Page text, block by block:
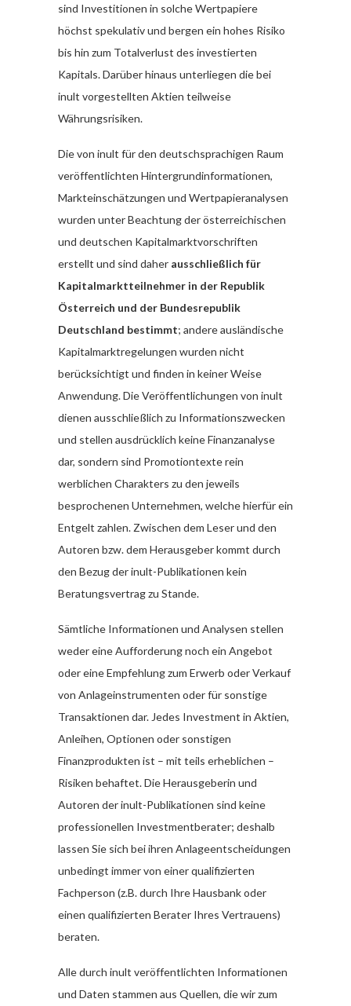
sind Investitionen in solche Wertpapiere
höchst spekulativ und bergen ein hohes Risiko
bis hin zum Totalverlust des investierten
Kapitals. Darüber hinaus unterliegen die bei
inult vorgestellten Aktien teilweise
Währungsrisiken.
Die von inult für den deutschsprachigen Raum
veröffentlichten Hintergrundinformationen,
Markteinschätzungen und Wertpapieranalysen
wurden unter Beachtung der österreichischen
und deutschen Kapitalmarktvorschriften
erstellt und sind daher ausschließlich für
Kapitalmarktteilnehmer in der Republik
Österreich und der Bundesrepublik
Deutschland bestimmt; andere ausländische
Kapitalmarktregelungen wurden nicht
berücksichtigt und finden in keiner Weise
Anwendung. Die Veröffentlichungen von inult
dienen ausschließlich zu Informationszwecken
und stellen ausdrücklich keine Finanzanalyse
dar, sondern sind Promotiontexte rein
werblichen Charakters zu den jeweils
besprochenen Unternehmen, welche hierfür ein
Entgelt zahlen. Zwischen dem Leser und den
Autoren bzw. dem Herausgeber kommt durch
den Bezug der inult-Publikationen kein
Beratungsvertrag zu Stande.
Sämtliche Informationen und Analysen stellen
weder eine Aufforderung noch ein Angebot
oder eine Empfehlung zum Erwerb oder Verkauf
von Anlageinstrumenten oder für sonstige
Transaktionen dar. Jedes Investment in Aktien,
Anleihen, Optionen oder sonstigen
Finanzprodukten ist – mit teils erheblichen –
Risiken behaftet. Die Herausgeberin und
Autoren der inult-Publikationen sind keine
professionellen Investmentberater; deshalb
lassen Sie sich bei ihren Anlageentscheidungen
unbedingt immer von einer qualifizierten
Fachperson (z.B. durch Ihre Hausbank oder
einen qualifizierten Berater Ihres Vertrauens)
beraten.
Alle durch inult veröffentlichten Informationen
und Daten stammen aus Quellen, die wir zum